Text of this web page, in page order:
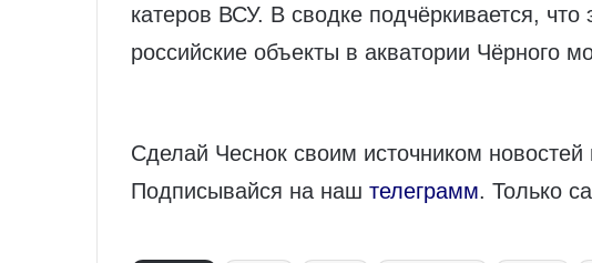
катеров ВСУ. В сводке подчёркивается, что
российские объекты в акватории Чёрного
Сделай Чеснок своим источником новостей
Подписывайся на наш телеграмм. Только